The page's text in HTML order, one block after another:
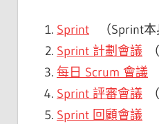
Sprint （Sprint本
Sprint 計劃會議
每日 Scrum 會議
Sprint 評審會議
Sprint 回顧會議